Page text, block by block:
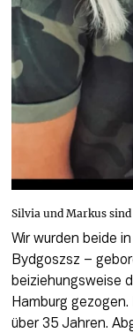
Silvia und Markus
Wir wurden beide
Bydgoszsz –
beiziehungsweise
Hamburg
über 35 Jahren.